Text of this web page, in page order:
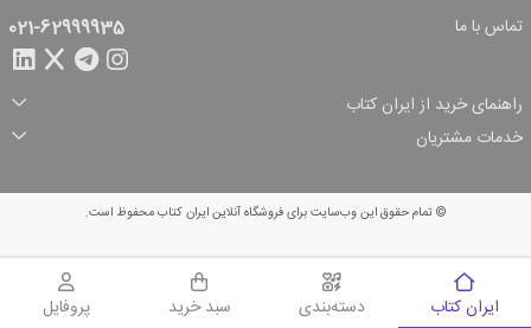
تماس با ما 021-62999935
راهنمای خرید از ایران کتاب
ثبت سفارش
شرایط ارسال سفارش
شیوه پرداخت
تخفیف‌های خرید
خدمات مشتریان
© تمام حقوق این وب‌سایت برای فروشگاه آنلاین ایران کتاب محفوظ است.
ایران کتاب دسته‌بندی
سبد خرید
سبد خرید پروفایل